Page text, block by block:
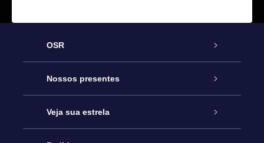
OSR
Serviço
Entre em contato conosco
Nossos presentes
Presente estrelar on-line
Veja sua estrela